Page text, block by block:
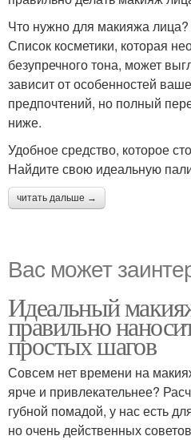
Что нужно для макияжа лица?
Список косметики, которая
безупречного тона, может
зависит от особенностей
предпочтений, но полный
ниже.
Удобное средство, которое
Найдите свою идеальную
читать дальше →
Вас может
Идеальный
правильно
простых шагов
Совсем нет времени на
ярче и привлекательнее?
губной помадой, у нас есть
но очень действенных